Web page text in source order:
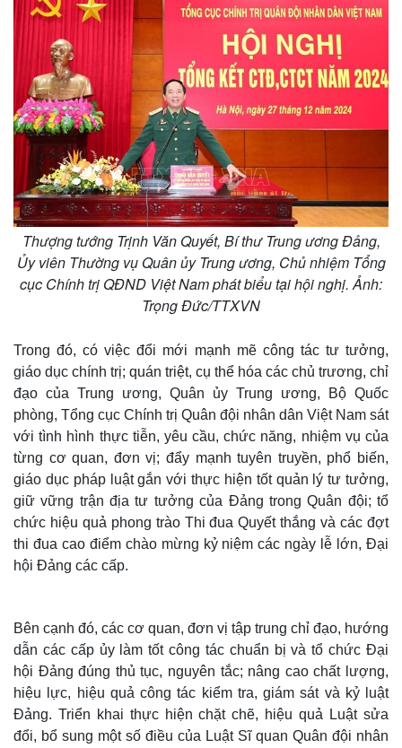
Quan sát
Cuộc sống đó đây
Hồ sơ
Multimedia
Video
Ảnh
E-Magazine
Infographic
Bất động sản
Khởi nghiệp
Giá vàng
Tiêu dùng
Tỷ giá
Chứng khoán
Giá cà phê
Thượng tướng Trịnh Văn Quyết, Bí thư Trung ương Đảng,
Ủy viên Thường vụ Quân ủy Trung ương, Chủ nhiệm Tổng
cục Chính trị QĐND Việt Nam phát biểu tại hội nghị. Ảnh:
Trọng Đức/TTXVN
Trong đó, có việc đổi mới mạnh mẽ công tác tư tưởng,
giáo dục chính trị; quán triệt, cụ thể hóa các chủ trương, chỉ
đạo của Trung ương, Quân ủy Trung ương, Bộ Quốc
phòng, Tổng cục Chính trị Quân đội nhân dân Việt Nam sát
với tình hình thực tiễn, yêu cầu, chức năng, nhiệm vụ của
từng cơ quan, đơn vị; đẩy mạnh tuyên truyền, phổ biến,
giáo dục pháp luật gắn với thực hiện tốt quản lý tư tưởng,
giữ vững trận địa tư tưởng của Đảng trong Quân đội; tổ
chức hiệu quả phong trào Thi đua Quyết thắng và các đợt
thi đua cao điểm chào mừng kỷ niệm các ngày lễ lớn, Đại
hội Đảng các cấp.
Bên cạnh đó, các cơ quan, đơn vị tập trung chỉ đạo, hướng
dẫn các cấp ủy làm tốt công tác chuẩn bị và tổ chức Đại
hội Đảng đúng thủ tục, nguyên tắc; nâng cao chất lượng,
hiệu lực, hiệu quả công tác kiểm tra, giám sát và kỷ luật
Đảng. Triển khai thực hiện chặt chẽ, hiệu quả Luật sửa
đổi, bổ sung một số điều của Luật Sĩ quan Quân đội nhân